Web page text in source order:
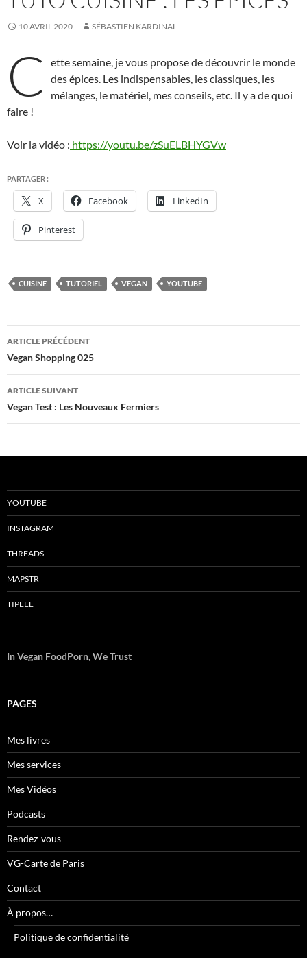
10 AVRIL 2020 SÉBASTIEN KARDINAL
C
ette semaine, je vous propose de découvrir le monde
des épices. Les indispensables, les classiques, les
mélanges, le matériel, mes conseils, etc. Il y a de quoi
faire !
Voir la vidéo : https://youtu.be/zSuELBHYGVw
PARTAGER :
X Facebook LinkedIn
Pinterest
CUISINE TUTORIEL VEGAN YOUTUBE
Navigation
des
articles
ARTICLE PRÉCÉDENT
Vegan Shopping 025
ARTICLE SUIVANT
Vegan Test : Les Nouveaux Fermiers
YOUTUBE
INSTAGRAM
THREADS
MAPSTR
TIPEEE
In Vegan FoodPorn, We Trust
PAGES
Mes livres
Mes services
Mes Vidéos
Podcasts
Rendez-vous
VG-Carte de Paris
Contact
À propos…
Politique de confidentialité